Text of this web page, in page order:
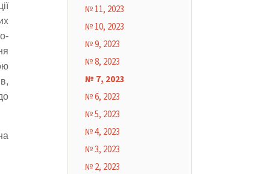
№ 11, 2023
№ 10, 2023
№ 9, 2023
№ 8, 2023
№ 7, 2023
№ 6, 2023
№ 5, 2023
№ 4, 2023
№ 3, 2023
№ 2, 2023